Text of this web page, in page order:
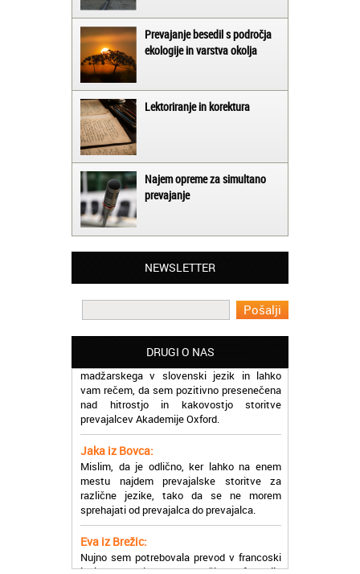
Prevajanje besedil s področja
ekologije in varstva okolja
Lektoriranje in korektura
Najem opreme za simultano
prevajanje
NEWSLETTER
DRUGI O NAS
Matjaž iz Ajdovščine:
Lahko pohvalim vse zaposlene v Akademiji
Oxford, ker so resnično profesionalni in
Martina iz Bleda:
Potrebovala sem prevajanje iz
madžarskega v slovenski jezik in lahko
vam rečem, da sem pozitivno presenečena
nad hitrostjo in kakovostjo storitve
prevajalcev Akademije Oxford.
Jaka iz Bovca:
Mislim, da je odlično, ker lahko na enem
mestu najdem prevajalske storitve za
različne jezike, tako da se ne morem
sprehajati od prevajalca do prevajalca.
Eva iz Brežic:
Nujno sem potrebovala prevod v francoski
jezik, na spletu sem našla Oxford, jih
poklicala in v roku nekaj ur sem po